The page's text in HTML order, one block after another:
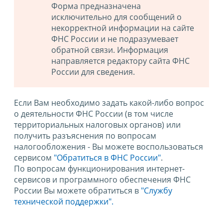
Форма предназначена
исключительно для сообщений о
некорректной информации на сайте
ФНС России и не подразумевает
обратной связи. Информация
направляется редактору сайта ФНС
России для сведения.
Если Вам необходимо задать какой-либо вопрос
о деятельности ФНС России (в том числе
территориальных налоговых органов) или
получить разъяснения по вопросам
налогообложения - Вы можете воспользоваться
сервисом "Обратиться в ФНС России".
По вопросам функционирования интернет-
сервисов и программного обеспечения ФНС
России Вы можете обратиться в "Службу
технической поддержки".